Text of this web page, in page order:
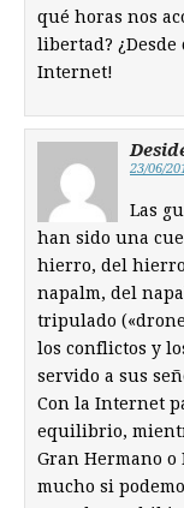
qué horas nos
libertad?
Internet!
23/06/
Las
han sido una
hierro, del
napalm, del
tripulado
los conflictos y
servido a sus
Con la Internet
equilibrio,
Gran Hermano
mucho si